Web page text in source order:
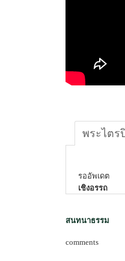
พระไตร
รออัพเดต
เชิงอรรถ
สนทนาธรรม
comments